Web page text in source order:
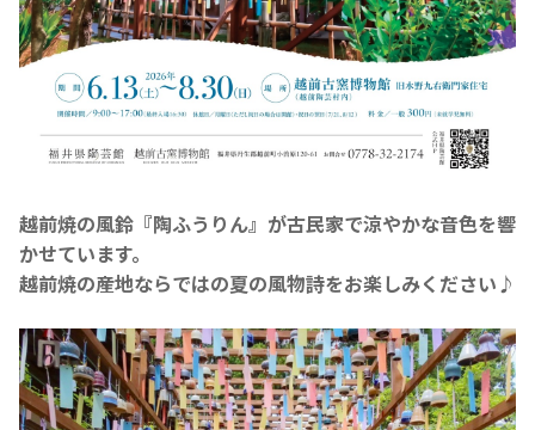
越前焼の風鈴『陶ふうりん』が古民家で涼やかな音色を響
かせています。
越前焼の産地ならではの夏の風物詩をお楽しみください♪